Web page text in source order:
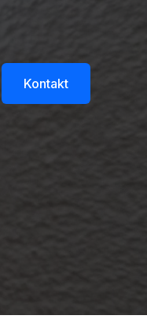
Kontakt